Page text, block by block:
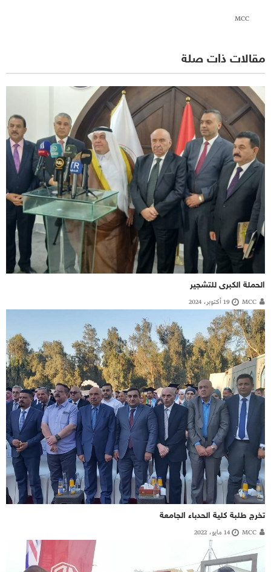
MCC
مقالات ذات صلة
الحملة الكبرى للتشجير
MCC 19 أكتوبر، 2024
تخرج طلبة كلية الحدباء الجامعة
MCC 14 مايو، 2022